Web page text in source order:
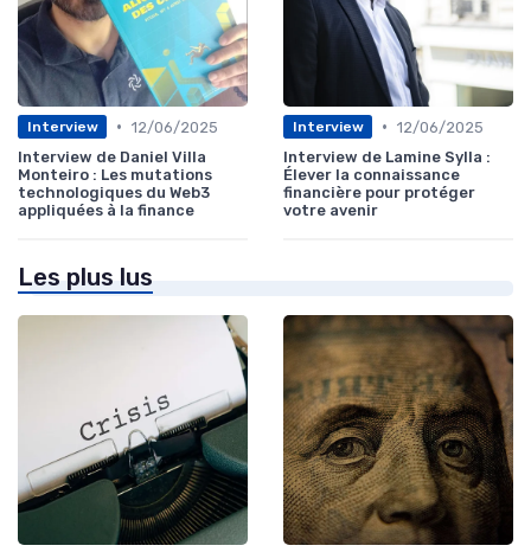
Interview • 12/06/2025
Interview de Daniel Villa
Monteiro : Les mutations
technologiques du Web3
appliquées à la finance
Interview • 12/06/2025
Interview de Lamine Sylla :
Élever la connaissance
financière pour protéger
votre avenir
Les plus lus